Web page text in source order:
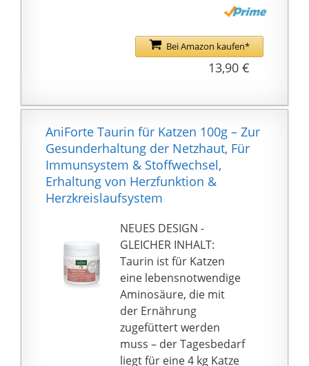
Netzhaut &
Organfunktion
essentiell, weshalb es
die tägliche Ernährung
einzubauen
FÜR HUNDE - Die
Zugabe von Taurin ins
Futter, kann sich
zusätzlich positiv auf
die normale
Herzfunktion auswirken
& unterstützt somit das
Herz-Kreislauf-System
MANGELAUSGLEICH -
Ein Mangel an Taurin
kann zu
Retinadegenerationen,
Erblindung, Herz- &
Fortpflanzungsproblem
Bei Amazon kaufen*
13,90 €
AniForte Taurin für Katzen 100g – Zur
Gesunderhaltung der Netzhaut, Für
Immunsystem & Stoffwechsel,
Erhaltung von Herzfunktion &
Herzkreislaufsystem
NEUES DESIGN -
GLEICHER INHALT:
Taurin ist für Katzen
eine lebensnotwendige
Aminosäure, die mit
der Ernährung
zugefüttert werden
muss – der Tagesbedarf
liegt für eine 4 kg Katze